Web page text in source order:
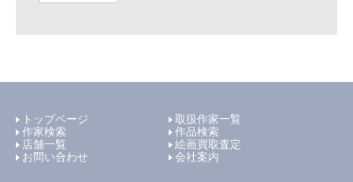
トップページ
取扱作家一覧
作家検索
作品検索
店舗一覧
絵画買取査定
お問い合わせ
会社案内